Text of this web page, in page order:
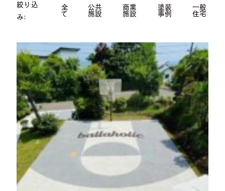
絞り込
み:
全
て
公共
施設
商業
施設
塗装
事例
一般
住宅